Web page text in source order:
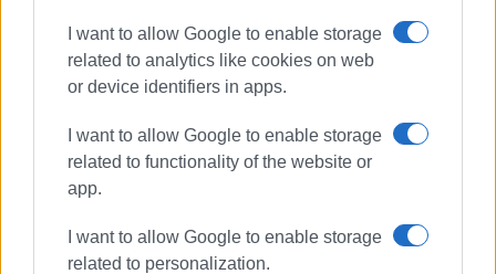
I want to allow Google to enable storage
related to analytics like cookies on web
or device identifiers in apps.
I want to allow Google to enable storage
related to functionality of the website or
app.
I want to allow Google to enable storage
related to personalization.